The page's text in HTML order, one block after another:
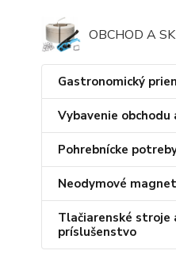
OBCHOD A
Gastronomický
Vybavenie obchodu
Pohrebnícke
Neodymové
Tlačiarenské stroje
príslušenstvo